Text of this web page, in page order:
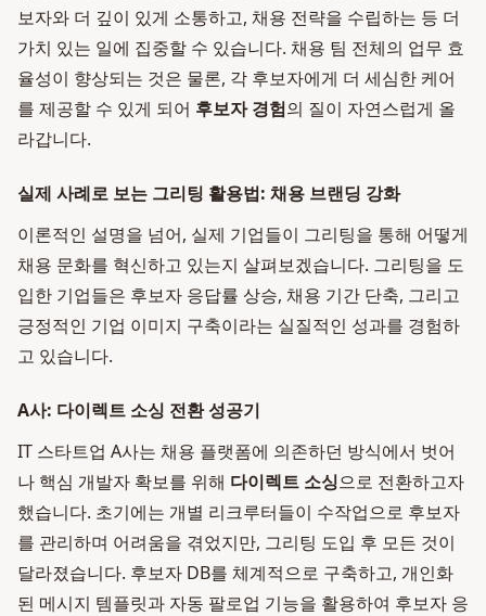
보자와 더 깊이 있게 소통하고, 채용 전략을 수립하는 등 더
가치 있는 일에 집중할 수 있습니다. 채용 팀 전체의 업무 효
율성이 향상되는 것은 물론, 각 후보자에게 더 세심한 케어
를 제공할 수 있게 되어 후보자 경험의 질이 자연스럽게 올
라갑니다.
실제 사례로 보는 그리팅 활용법: 채용 브랜딩 강화
이론적인 설명을 넘어, 실제 기업들이 그리팅을 통해 어떻게
채용 문화를 혁신하고 있는지 살펴보겠습니다. 그리팅을 도
입한 기업들은 후보자 응답률 상승, 채용 기간 단축, 그리고
긍정적인 기업 이미지 구축이라는 실질적인 성과를 경험하
고 있습니다.
A사: 다이렉트 소싱 전환 성공기
IT 스타트업 A사는 채용 플랫폼에 의존하던 방식에서 벗어
나 핵심 개발자 확보를 위해 다이렉트 소싱으로 전환하고자
했습니다. 초기에는 개별 리크루터들이 수작업으로 후보자
를 관리하며 어려움을 겪었지만, 그리팅 도입 후 모든 것이
달라졌습니다. 후보자 DB를 체계적으로 구축하고, 개인화
된 메시지 템플릿과 자동 팔로업 기능을 활용하여 후보자 응